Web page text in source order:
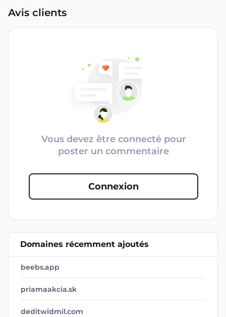
Avis clients
Vous devez être connecté pour
poster un commentaire
Connexion
Domaines récemment ajoutés
beebs.app
priamaakcia.sk
deditwidmil.com